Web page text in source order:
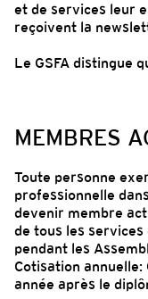
et de services leur
reçoivent la
Le GSFA distingue
MEMBRES
Toute personne
professionnelle
devenir membre
de tous les
pendant les
Cotisation annuelle:
année après le